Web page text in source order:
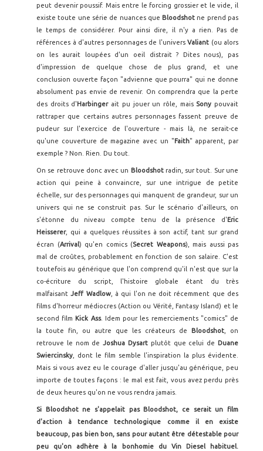
peut devenir poussif. Mais entre le forcing grossier et le vide, il
existe toute une série de nuances que Bloodshotne prend pas
le temps de considérer. Pour ainsi dire, il n'y a rien. Pas de
références à d'autres personnages de l'univers Valiant (ou alors
on les aurait loupées d'un oeil distrait ? Dites nous), pas
d'impression de quelque chose de plus grand, et une
conclusion ouverte façon "advienne que pourra" qui ne donne
absolument pas envie de revenir. On comprendra que la perte
des droits d' Harbinger ait pu jouer un rôle, maisSonypouvait
rattraper que certains autres personnages fassent preuve de
pudeur sur l'exercice de l'ouverture - mais là, ne serait-ce
qu'une couverture de magazine avec un " Faith" apparent, par
exemple ? Non. Rien. Du tout.
On se retrouve donc avec un Bloodshot radin, sur tout. Sur une
action qui peine à convaincre, sur une intrigue de petite
échelle, sur des personnages qui manquent de grandeur, sur un
univers qui ne se construit pas. Sur le scénario d'ailleurs, on
s'étonne du niveau compte tenu de la présence d' Eric
Heisserer, qui a quelques réussites à son actif, tant sur grand
écran (Arrival) qu'en comics (Secret Weapons), mais aussi pas
mal de croûtes, probablement en fonction de son salaire. C'est
toutefois au générique que l'on comprend qu'il n'est que sur la
co-écriture du script, l'histoire globale étant du très
malfaisantJeff Wadlow, à qui l'on ne doit récemment que des
films d'horreur médiocres (Action ou Vérité, Fantasy Island) et le
second film Kick Ass. Idem pour les remerciements "comics" de
la toute fin, ou autre que les créateurs de
Bloodshot, on
retrouve le nom deJoshua Dysart plutôt que celui de
Duane
Swiercinsky, dont le film semble l'inspiration la plus évidente.
Mais si vous avez eu le courage d'aller jusqu'au générique, peu
importe de toutes façons : le mal est fait, vous avez perdu près
de deux heures qu'on ne vous rendra jamais.
Si Bloodshot ne s'appelait pas Bloodshot, ce serait un film
d'action à tendance technologique comme il en existe
beaucoup, pas bien bon, sans pour autant être détestable pour
peu qu'on adhère à la bonhomie du Vin Diesel habituel.